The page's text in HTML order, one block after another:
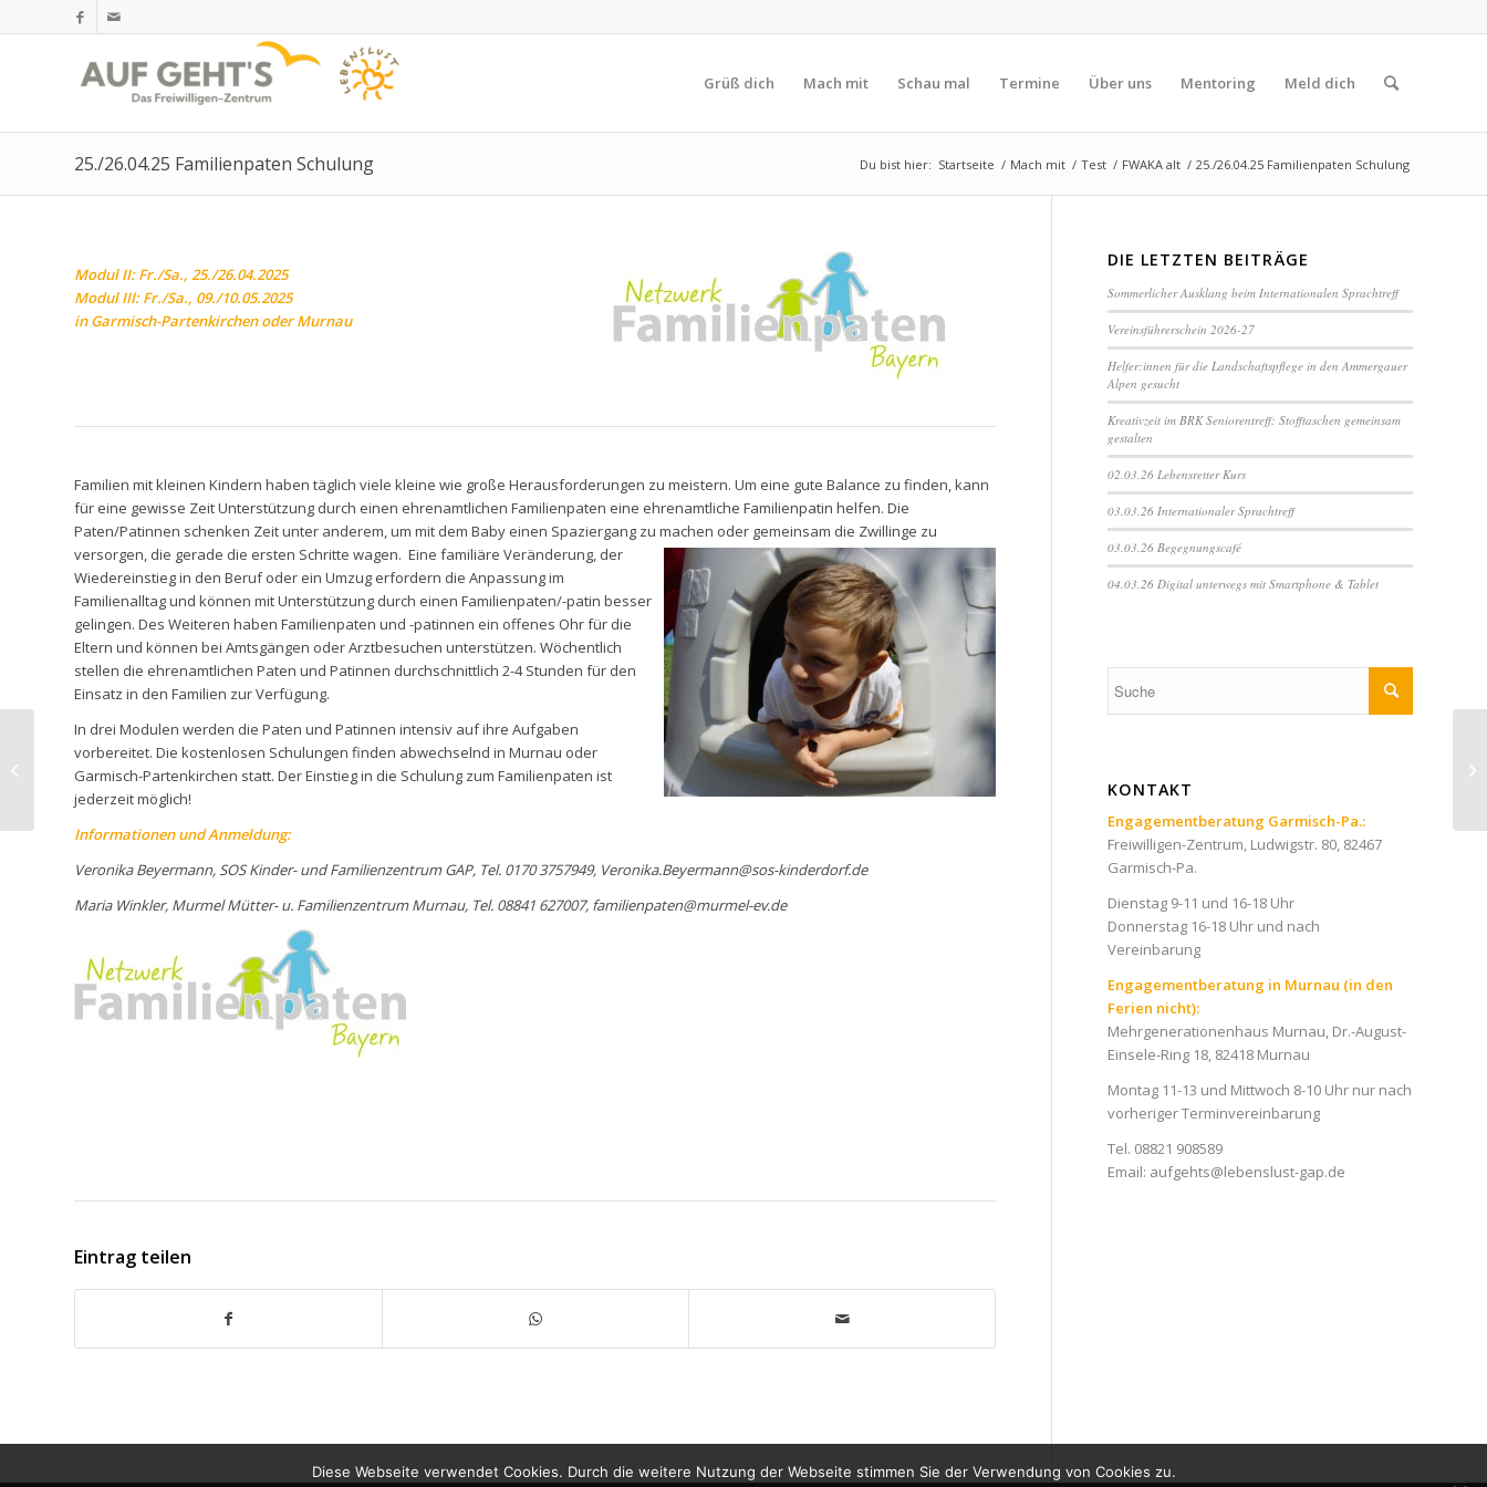
Grüß dich Mach mit Schau mal Termine Über uns Mentoring Meld dich
25./26.04.25 Familienpaten Schulung Du bist hier: Startseite / Mach mit / Test / FWAKA alt / 25./26.04.25 Familienpaten Schulung
Modul II: Fr./Sa., 25./26.04.2025
Modul III: Fr./Sa., 09./10.05.2025
in Garmisch-Partenkirchen oder Murnau
Familien mit kleinen Kindern haben täglich viele kleine wie große Herausforderungen zu meistern. Um eine gute Balance zu finden, kann
für eine gewisse Zeit Unterstützung durch einen ehrenamtlichen Familienpaten eine ehrenamtliche Familienpatin helfen. Die
Paten/Patinnen schenken Zeit unter anderem, um mit dem Baby einen Spaziergang zu machen oder gemeinsam die Zwillinge zu
versorgen, die gerade die ersten Schritte wagen. Eine familiäre Veränderung, der
Wiedereinstieg in den Beruf oder ein Umzug erfordern die Anpassung im
Familienalltag und können mit Unterstützung durch einen Familienpaten/-patin besser
gelingen. Des Weiteren haben Familienpaten und -patinnen ein offenes Ohr für die
Eltern und können bei Amtsgängen oder Arztbesuchen unterstützen. Wöchentlich
stellen die ehrenamtlichen Paten und Patinnen durchschnittlich 2-4 Stunden für den
Einsatz in den Familien zur Verfügung.
In drei Modulen werden die Paten und Patinnen intensiv auf ihre Aufgaben
vorbereitet. Die kostenlosen Schulungen finden abwechselnd in Murnau oder
Garmisch-Partenkirchen statt. Der Einstieg in die Schulung zum Familienpaten ist
jederzeit möglich!
Informationen und Anmeldung:
Veronika Beyermann, SOS Kinder- und Familienzentrum GAP, Tel. 0170 3757949, Veronika.Beyermann@sos-kinderdorf.de
Maria Winkler, Murmel Mütter- u. Familienzentrum Murnau, Tel. 08841 627007, familienpaten@murmel-ev.de
Eintrag teilen
DIE LETZTEN BEITRÄGE
Sommerlicher Ausklang beim Internationalen Sprachtreff
Vereinsführerschein 2026-27
Helfer:innen für die Landschaftspflege in den Ammergauer
Alpen gesucht
Kreativzeit im BRK Seniorentreff: Stofftaschen gemeinsam
gestalten
02.03.26 Lebensretter Kurs
03.03.26 Internationaler Sprachtreff
03.03.26 Begegnungscafé
04.03.26 Digital unterwegs mit Smartphone & Tablet
KONTAKT
Engagementberatung Garmisch-Pa.:
Freiwilligen-Zentrum, Ludwigstr. 80, 82467
Garmisch-Pa.
Dienstag 9-11 und 16-18 Uhr
Donnerstag 16-18 Uhr und nach
Vereinbarung
Engagementberatung in Murnau (in den
Ferien nicht):
Mehrgenerationenhaus Murnau, Dr.-August-
Einsele-Ring 18, 82418 Murnau
Montag 11-13 und Mittwoch 8-10 Uhr nur nach
vorheriger Terminvereinbarung
Tel. 08821 908589
Email: aufgehts@lebenslust-gap.de
26.04.25 „Reparier-Bar“
Diese Webseite verwendet Cookies. Durch die weitere Nutzung der Webseite stimmen Sie der Verwendung von Cookies zu.